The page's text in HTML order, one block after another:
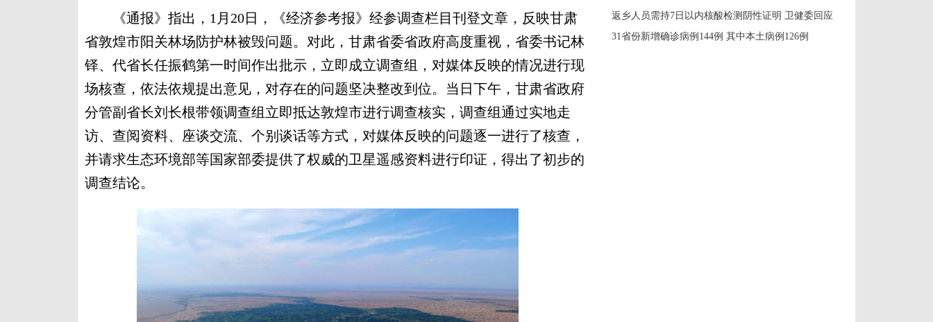
《通报》指出，1月20日，《经济参考报》经参调查栏目刊登文章，反映甘肃
省敦煌市阳关林场防护林被毁问题。对此，甘肃省委省政府高度重视，省委书记林
铎、代省长任振鹤第一时间作出批示，立即成立调查组，对媒体反映的情况进行现
场核查，依法依规提出意见，对存在的问题坚决整改到位。当日下午，甘肃省政府
分管副省长刘长根带领调查组立即抵达敦煌市进行调查核实，调查组通过实地走
访、查阅资料、座谈交流、个别谈话等方式，对媒体反映的问题逐一进行了核查，
并请求生态环境部等国家部委提供了权威的卫星遥感资料进行印证，得出了初步的
调查结论。
返乡人员需持7日以内核酸检测阴性证明 卫健委回应
31省份新增确诊病例144例 其中本土病例126例